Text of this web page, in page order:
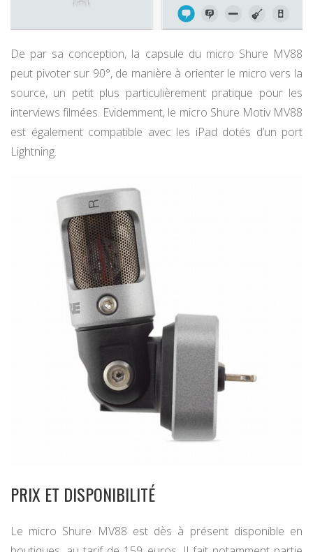
De par sa conception, la capsule du micro Shure MV88
peut pivoter sur 90°, de manière à orienter le micro vers la
source, un petit plus particulièrement pratique pour les
interviews filmées. Evidemment, le micro Shure Motiv MV88
est également compatible avec les iPad dotés d’un port
Lightning.
PRIX ET DISPONIBILITÉ
Le micro Shure MV88 est dès à présent disponible en